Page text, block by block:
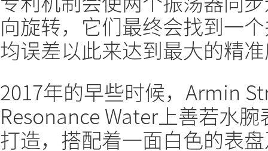
向旋转，它们最终会找到一
均误差以此来达到最大的精
2017年的早些时候，Armin
Resonance Water上善若水
打造，搭配着一面白色的表